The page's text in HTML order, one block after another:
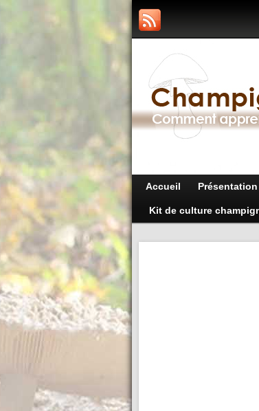
Accueil
Kit de culture